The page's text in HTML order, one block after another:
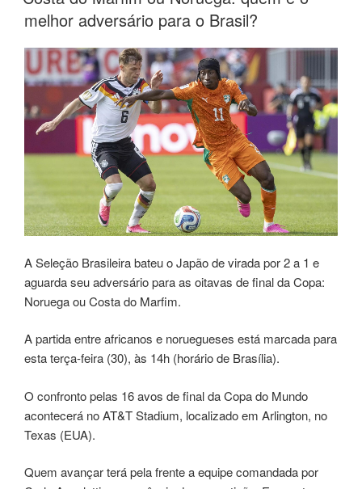
melhor adversário para o Brasil?
A Seleção Brasileira bateu o Japão de virada por 2 a 1 e
aguarda seu adversário para as oitavas de final da Copa:
Noruega ou Costa do Marfim.
A partida entre africanos e noruegueses está marcada para
esta terça-feira (30), às 14h (horário de Brasília).
O confronto pelas 16 avos de final da Copa do Mundo
acontecerá no AT&T Stadium, localizado em Arlington, no
Texas (EUA).
Quem avançar terá pela frente a equipe comandada por